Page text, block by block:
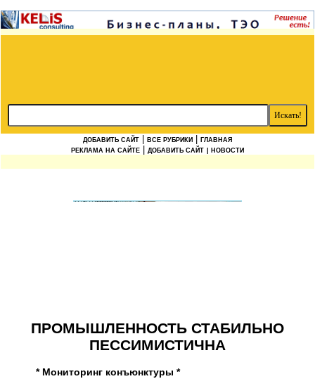
ДОБАВИТЬ САЙТ ВСЕ РУБРИКИ
ГЛАВНАЯ
РЕКЛАМА НА САЙТЕ
ДОБАВИТЬ САЙТ | НОВОСТИ
ПРОМЫШЛЕННОСТЬ СТАБИЛЬНО
ПЕССИМИСТИЧНА
* Мониторинг конъюнктуры *